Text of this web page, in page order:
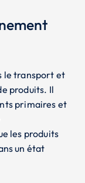
le transport et
produits. Il
primaires et
les produits
un état